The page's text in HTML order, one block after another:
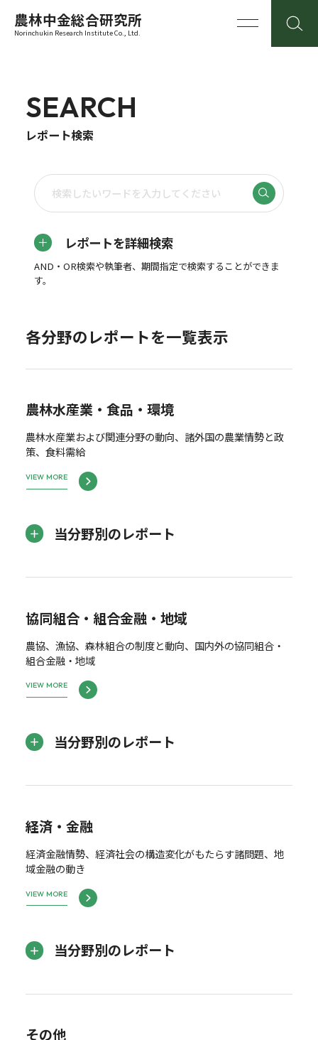
農林中金総合研究所
Norinchukin Research Institute Co., Ltd.
SEARCH
レポート検索
レポートを詳細検索
AND・OR検索や執筆者、期間指定で検索することができま
す。
各分野のレポートを一覧表示
農林水産業・食品・環境
農林水産業および関連分野の動向、諸外国の農業情勢と政
策、食料需給
VIEW MORE
当分野別のレポート
協同組合・組合金融・地域
農協、漁協、森林組合の制度と動向、国内外の協同組合・
組合金融・地域
VIEW MORE
当分野別のレポート
経済・金融
経済金融情勢、経済社会の構造変化がもたらす諸問題、地
域金融の動き
VIEW MORE
当分野別のレポート
その他